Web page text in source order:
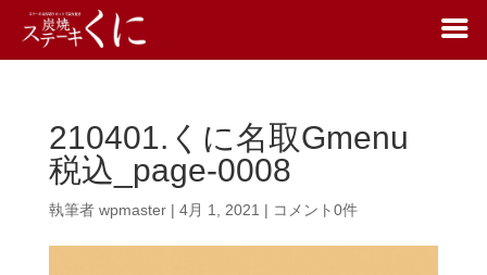
210401.くに名取Gmenu
税込_page-0008
執筆者 wpmaster| 4月 1, 2021 | コメント0件